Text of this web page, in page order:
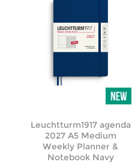
Leuchtturm1917 agenda
2027 A5 Medium
Weekly Planner &
Notebook Navy